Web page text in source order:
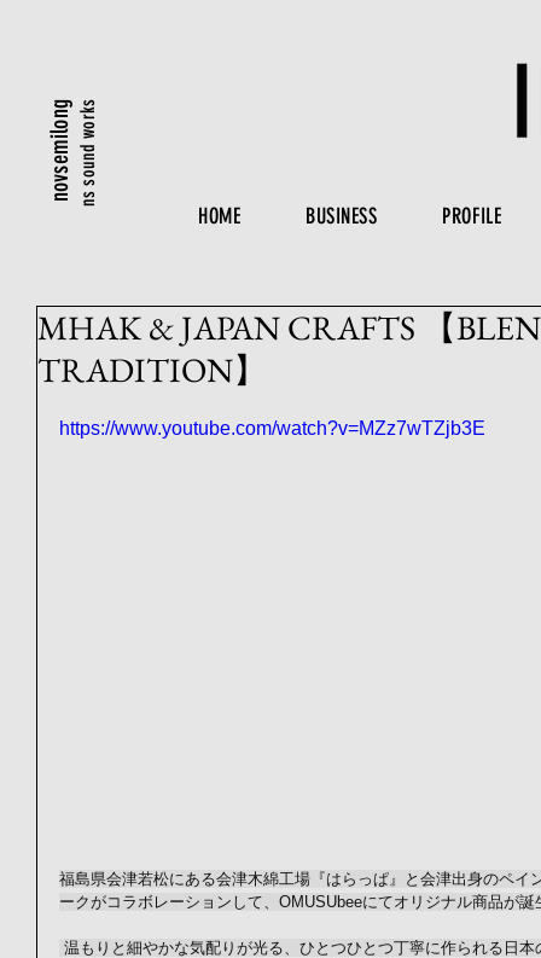
ns sound works
novsemilong
HOME BUSINESS PROFILE
MHAK & JAPAN CRAFTS 【
TRADITION】
https://www.youtube.com/watch?v=MZz7wTZjb3E
福島県会津若松にある会津木綿工場『はらっぱ』と会津出身のペイ
ークがコラボレーションして、OMUSUbeeにてオリジナル商品が誕
温もりと細やかな気配りが光る、ひとつひとつ丁寧に作られる日本